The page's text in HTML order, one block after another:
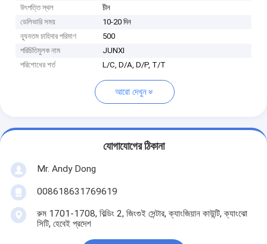
উৎপত্তি স্থল
চীন
ডেলিভারি সময়
10-20 দিন
ন্যূনতম চাহিদার পরিমাণ
500
পরিচিতিমুলক নাম
JUNXI
পরিশোধের শর্ত
L/C, D/A, D/P, T/T
আরো দেখুন
যোগাযোগের ঠিকানা
Mr. Andy Dong
008618631769619
রুম 1701-1708, বিল্ডিং 2, জিংগুই সেন্টার, ক্যাংজিয়ান কাউন্টি, ক্যাংঝো
সিটি, হেবেই প্রদেশ